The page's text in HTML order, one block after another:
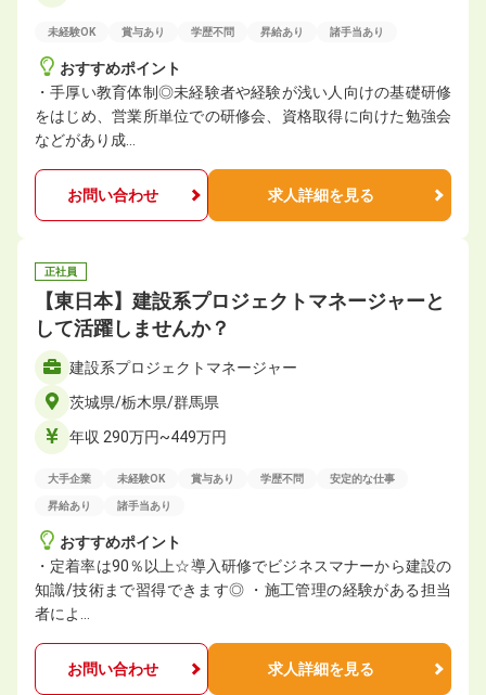
未経験OK 賞与あり 学歴不問 昇給あり 諸手当あり
おすすめポイント
・手厚い教育体制◎未経験者や経験が浅い人向けの基礎研修
をはじめ、営業所単位での研修会、資格取得に向けた勉強会
などがあり成…
お問い合わせ 求人詳細を見る
正社員
【東日本】建設系プロジェクトマネージャーと
して活躍しませんか？
建設系プロジェクトマネージャー
茨城県/栃木県/群馬県
年収 290万円~449万円
大手企業 未経験OK 賞与あり 学歴不問 安定的な仕事
昇給あり 諸手当あり
おすすめポイント
・定着率は90％以上☆導入研修でビジネスマナーから建設の
知識/技術まで習得できます◎ ・施工管理の経験がある担当
者によ…
お問い合わせ 求人詳細を見る